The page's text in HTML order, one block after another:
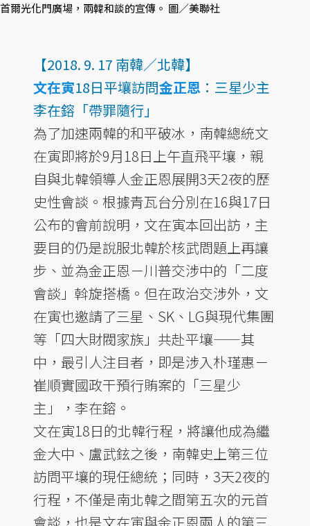
首爾光化門廣場，兩韓和談的宣傳。 圖／美聯社
【2018. 9. 17 南韓／北韓】
文在寅18日平壤訪問金正恩 ：三星少主
李在鎔「帶罪隨行」
為了加速兩韓的和平破冰，南韓總統文
在寅即將於9月18日上午直飛平壤，親
自與北韓領導人金正恩展開3天2夜的歷
史性會談。根據青瓦台分別在16與17日
公布的會前說明，文在寅本回出訪，主
要目的仍是說服北韓於核武問題上再讓
步、並為金正恩－川普交涉中的「二度
會談」斡旋搭橋。但在政治交涉外，文
在寅也邀請了三星、SK、LG與現代集團
等「四大財閥家族」共赴平壤——其
中，最引人注目者，即是涉入朴瑾惠－
崔順實國政干預行賄案的「三星少
主」，李在鎔。
文在寅18日的北韓行程，將讓他成為繼
金大中、盧武鉉之後，南韓史上第三位
訪問平壤的現任總統；同時，3天2夜的
行程，不僅是南北韓之間第五次的元首